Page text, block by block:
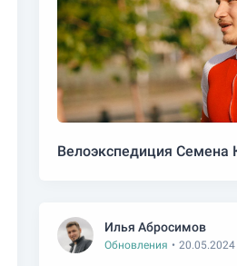
Велоэкспедиция Семена
Илья Абросимов
Обновления • 20.05.2024